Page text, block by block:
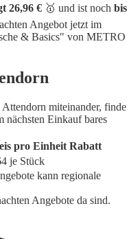
26,96 € 🥇 und ist noch bis
Angebot jetzt im
& Basics" von METRO
miteinander, finde
nächsten Einkauf bares
pro Einheit Rabatt
je Stück
kann regionale
Angebote da sind.